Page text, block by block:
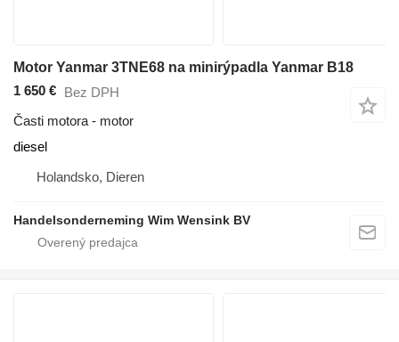
Motor Yanmar 3TNE68 na minirýpadla Yanmar B18
1 650 € Bez DPH
Časti motora - motor
diesel
Holandsko, Dieren
Handelsonderneming Wim Wensink BV